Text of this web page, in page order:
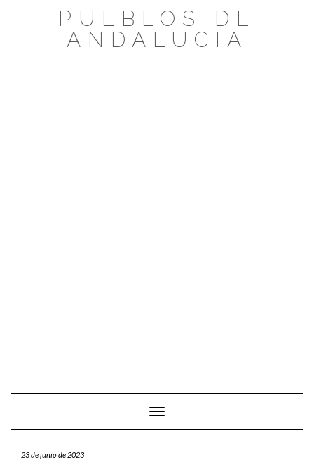
PUEBLOS DE
ANDALUCIA
Cambiar modo de navegación
23 de junio de 2023